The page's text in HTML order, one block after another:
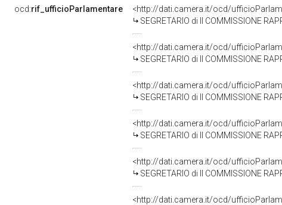
ocd:rif_ufficioParlamentare
<http://dati.camera.it/ocd/
SEGRETARIO di II COMMISSIONE
<http://dati.camera.it/ocd/
SEGRETARIO di II COMMISSIONE
<http://dati.camera.it/ocd/
SEGRETARIO di II COMMISSIONE
<http://dati.camera.it/ocd/
SEGRETARIO di II COMMISSIONE
<http://dati.camera.it/ocd/
SEGRETARIO di II COMMISSIONE
<http://dati.camera.it/ocd/